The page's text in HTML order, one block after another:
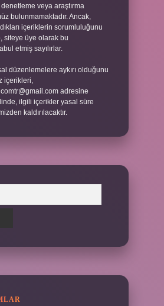
veya araştırma
bulunmamaktadır. Ancak,
içeriklerin sorumluluğunu
siteye üye olarak bu
etmiş sayılırlar.
düzenlemelere aykırı olduğunu
içerikleri,
adresine
ilgili içerikler yasal süre
kaldırılacaktır.